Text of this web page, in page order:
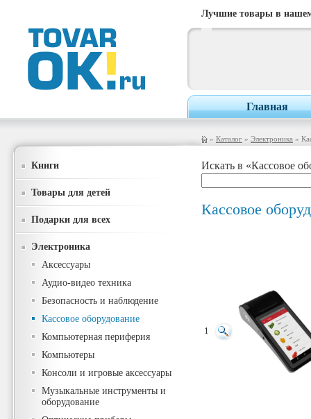
Лучшие товары в
Главная
» Каталог » Электроника »
Книги
Товары для детей
Подарки для всех
Электроника
Аксессуары
Аудио-видео техника
Безопасность и наблюдение
Кассовое оборудование
Компьютерная периферия
Компьютеры
Консоли и игровые аксессуары
Музыкальные инструменты и
оборудование
Искать в «Кассовое
Кассовое
1